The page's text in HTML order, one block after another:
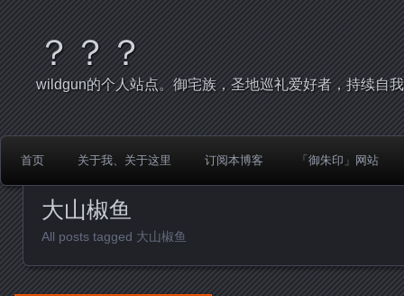
？？？
wildgun的个人站点。御宅族，圣地巡礼爱好者，持续自
首页 关于我、关于这里 订阅本博客 「御朱印」网站
大山椒鱼
All posts tagged 大山椒鱼